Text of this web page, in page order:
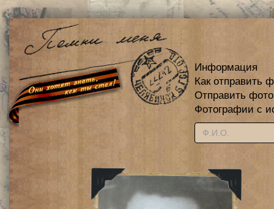
Информация
Как отправить
Отправить
Фотографии с